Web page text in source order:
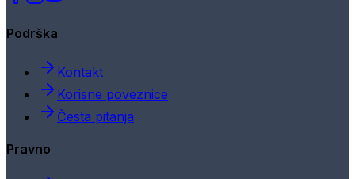
Podrška
Kontakt
Korisne poveznice
Česta pitanja
Pravno